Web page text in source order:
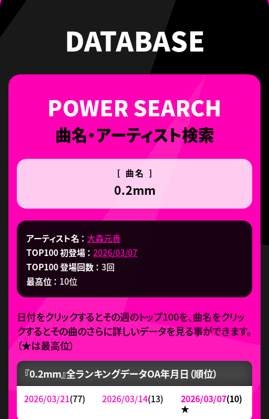
DATABASE
曲名・アーティスト検索
[ 曲名 ]
0.2mm
アーティスト名
大森元貴
TOP100 初登場
2026/03/07
TOP100 登場回数
3回
最高位
10位
日付をクリックするとその週のトップ100を、曲名をクリッ
クするとその曲のさらに詳しいデータを見る事ができます。
（★は最高位）
『0.2mm』全ランキングデータOA年月日（順位）
2026/03/21(77) 2026/03/14(13) 2026/03/07(10)
★